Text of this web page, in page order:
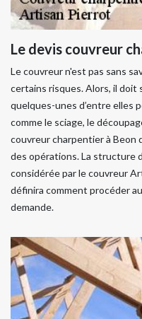
Le devis couvreur
Le couvreur n'est pas sans
certains risques. Alors, il doit
quelques-unes d’entre elles
comme le sciage, le
couvreur charpentier à Beon
des opérations. La structure
considérée par le couvreur
définira comment procéder
demande.